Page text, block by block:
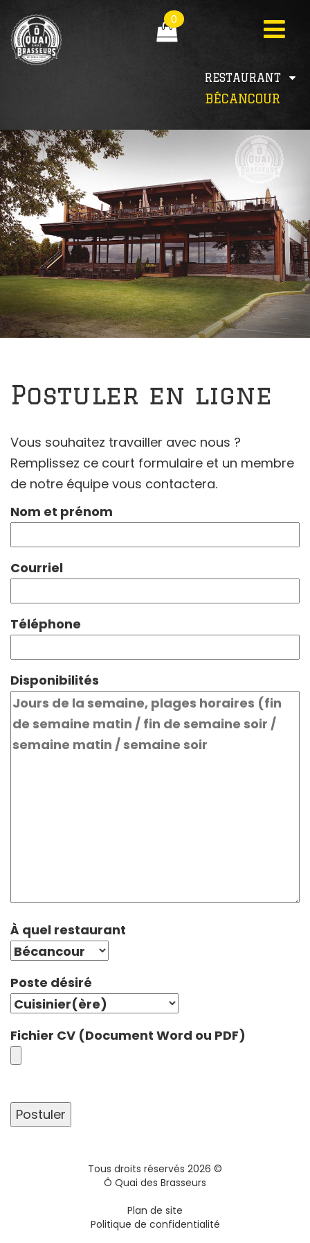
RESTAURANT
BÉCANCOUR
0
Postuler en ligne
Vous souhaitez travailler avec nous ?
Remplissez ce court formulaire et un membre
de notre équipe vous contactera.
Nom et prénom
Courriel
Téléphone
Disponibilités
À quel restaurant
Poste désiré
Fichier CV (Document Word ou PDF)
Tous droits réservés 2026 ©
Ô Quai des Brasseurs
Plan de site
Politique de confidentialité